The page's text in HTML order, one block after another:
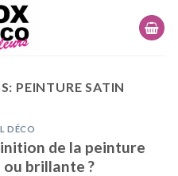
PEINTURE SATIN
DÉCO
de la peinture
brillante ?